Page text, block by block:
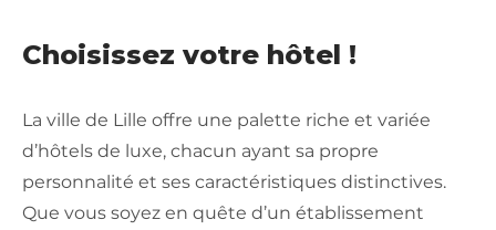
Choisissez votre hôtel !
La ville de Lille offre une palette riche et variée
d’hôtels de luxe, chacun ayant sa propre
personnalité et ses caractéristiques distinctives.
Que vous soyez en quête d’un établissement